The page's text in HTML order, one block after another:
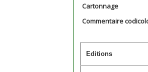
Cartonnage
Commentaire
Editions